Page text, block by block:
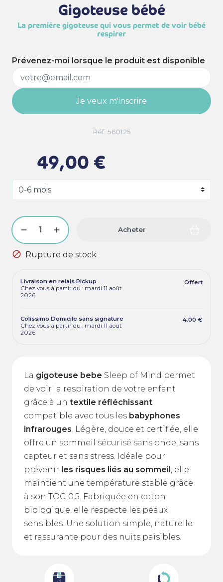
Gigoteuse bébé
La première gigoteuse qui vous permet de voir bébé
respirer
Prévenez-moi lorsque le produit est disponible
Je veux m'inscrire
Réf. 560125
49,00 €
Acheter
 Rupture de stock
Livraison en relais Pickup
Chez vous à partir du : mardi 11 août
2026
Offert
Colissimo Domicile sans signature
Chez vous à partir du : mardi 11 août
2026
4,00 €
La gigoteuse bebe Sleep of Mind permet
de voir la respiration de votre enfant
grâce à un textile réfléchissant
compatible avec tous les babyphones
infrarouges. Légère, douce et certifiée, elle
offre un sommeil sécurisé sans onde, sans
capteur et sans stress. Idéale pour
prévenir les risques liés au sommeil, elle
maintient une température stable grâce
à son TOG 0.5. Fabriquée en coton
biologique, elle respecte les peaux
sensibles. Une solution simple, naturelle
et rassurante pour des nuits paisibles.